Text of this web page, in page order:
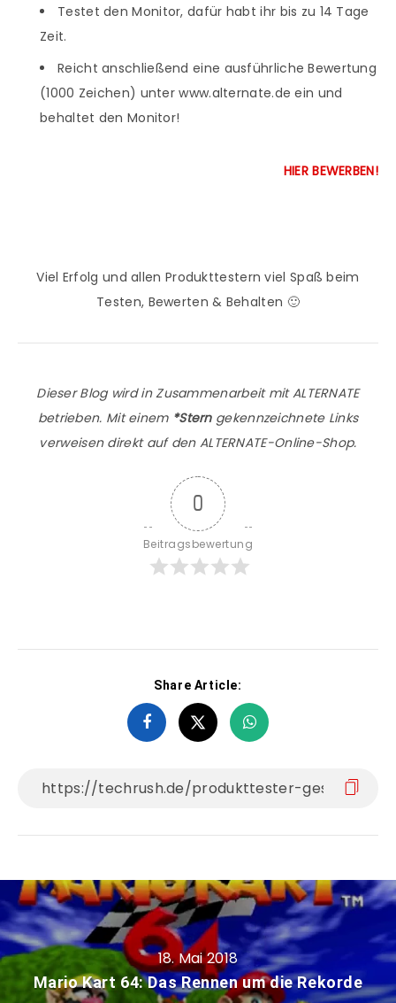
Testet den Monitor, dafür habt ihr bis zu 14 Tage
Zeit.
Reicht anschließend eine ausführliche Bewertung
(1000 Zeichen) unter www.alternate.de ein und
behaltet den Monitor!
HIER BEWERBEN!
Viel Erfolg und allen Produkttestern viel Spaß beim
Testen, Bewerten & Behalten 🙂
Dieser Blog wird in Zusammenarbeit mit ALTERNATE
betrieben. Mit einem *Stern gekennzeichnete Links
verweisen direkt auf den ALTERNATE-Online-Shop.
0
Beitragsbewertung
Share Article:
18. Mai 2018
Mario Kart 64: Das Rennen um die Rekorde